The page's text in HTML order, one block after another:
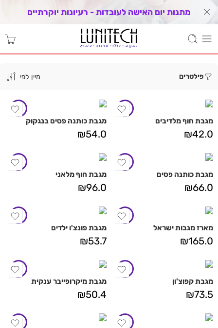
מתנות יום האישה לעובדות - רעיונות יוקרתיים
פילטרים מיין לפי
מגבת חוף מלדיבים
₪42.0
מגבת כותנה פסים בנגקוק
₪54.0
מגבת כותנה פסים
₪66.0
מגבת חוף מלאני
₪96.0
מארז מגבות ישראל
₪165.0
מגבת פונצ'ו ילדים
₪53.7
מגבת קפוצ'ון
₪73.5
מגבת מיקרופייבר ענקית
₪50.4